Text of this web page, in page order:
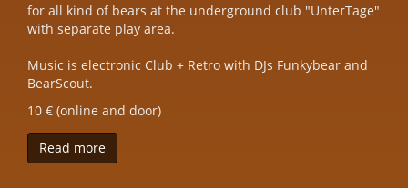
for all kind of bears at the underground club "UnterTage"
with separate play area.
Music is electronic Club + Retro with DJs Funkybear and
BearScout.
10 € (online and door)
Read more